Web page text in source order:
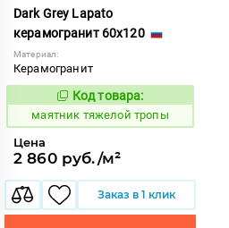
Dark Grey Lapato
керамогранит 60x120
Материал:
Керамогранит
935358
Код товара:
маятник тяжелой тропы
Цена
2 860 руб./м²
Заказ в 1 клик